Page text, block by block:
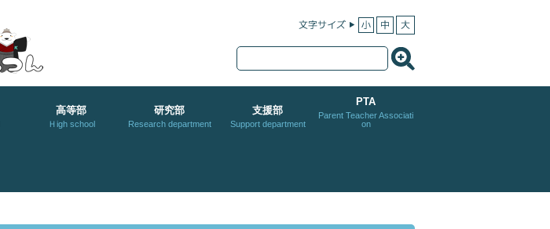
高等部
Ｈigh school
研究部
Research department
支援部
Support department
PTA
Parent Teacher Associati
on